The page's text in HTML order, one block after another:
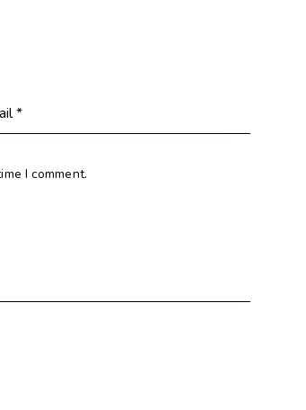
I comment.